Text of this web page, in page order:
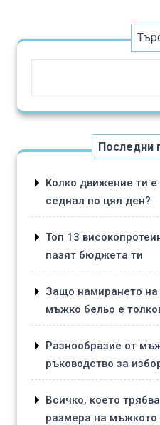
Последни
Колко движение ти
седнал по цял ден?
Топ 13
пазят бюджета ти
Защо намирането на
мъжко бельо е
Разнообразие от
ръководство за
Всичко, което
размера на мъжкото